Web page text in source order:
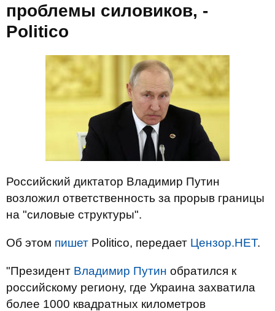
проблемы силовиков, -
Politico
Российский диктатор Владимир Путин
возложил ответственность за прорыв границы
на "силовые структуры".
Об этом пишет Politico, передает Цензор.НЕТ.
"Президент Владимир Путин обратился к
российскому региону, где Украина захватила
более 1000 квадратных километров